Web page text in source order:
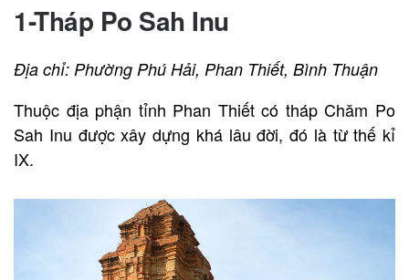
1-Tháp Po Sah Inu
Địa chỉ: Phường Phú Hải, Phan Thiết, Bình Thuận
Thuộc địa phận tỉnh Phan Thiết có tháp Chăm Po
Sah Inu được xây dựng khá lâu đời, đó là từ thế kỉ
IX.